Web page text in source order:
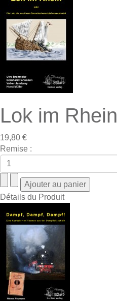
Lok im Rhein
19,80 €
Remise :
Détails du Produit